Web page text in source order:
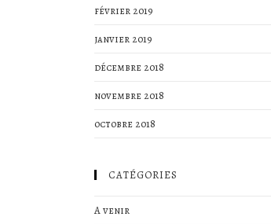
février 2019
janvier 2019
décembre 2018
novembre 2018
octobre 2018
CATÉGORIES
A venir